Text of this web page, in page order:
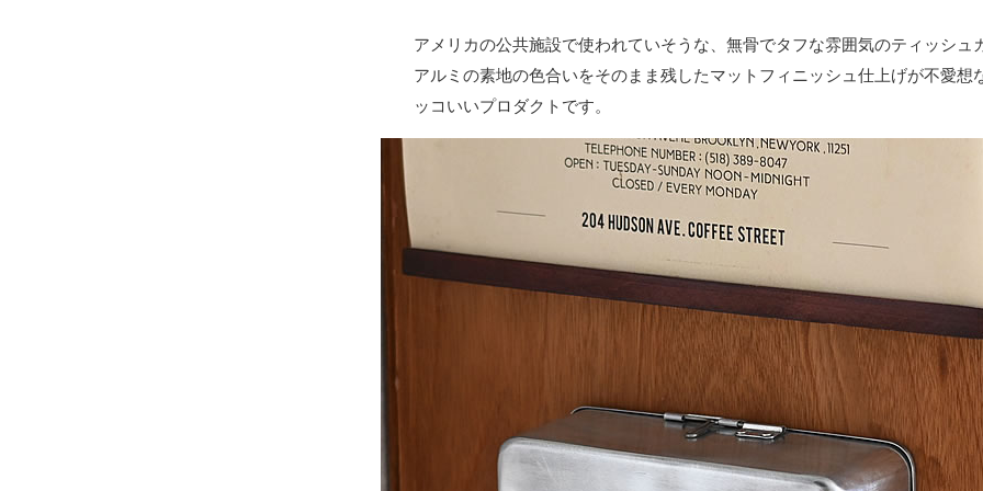
アメリカの公共施設で使われていそうな、無骨でタフな雰囲気のティッシュ
アルミの素地の色合いをそのまま残したマットフィニッシュ仕上げが不愛想
ッコいいプロダクトです。